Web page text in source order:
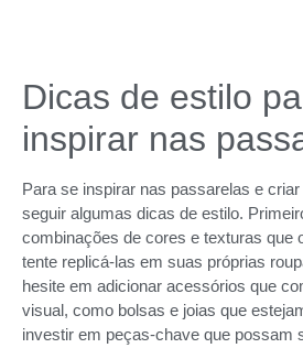
Dicas de estilo
inspirar nas
Para se inspirar nas passarelas e
seguir algumas dicas de estilo.
combinações de cores e texturas que
tente replicá-las em suas próprias
hesite em adicionar acessórios que
visual, como bolsas e joias que
investir em peças-chave que possam